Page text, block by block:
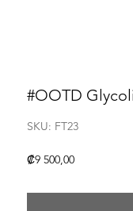
#OOTD
SKU: FT23
₡9 500,00Precio